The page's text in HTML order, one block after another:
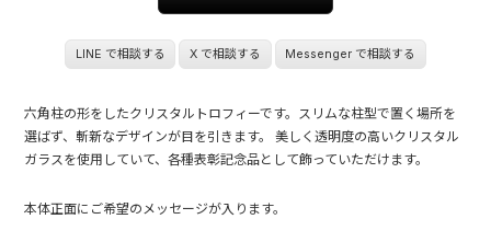
LINE で相談する X で相談する Messenger で相談する
六角柱の形をしたクリスタルトロフィーです。スリムな柱型で置く場所を
選ばず、斬新なデザインが目を引きます。 美しく透明度の高いクリスタル
ガラスを使用していて、各種表彰記念品として飾っていただけます。
本体正面にご希望のメッセージが入ります。